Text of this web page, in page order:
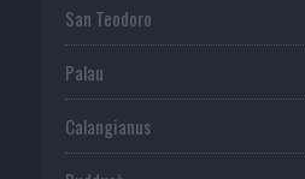
San Teodoro
Palau
Calangianus